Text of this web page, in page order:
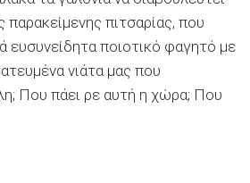
παρακείμενης πιτσαρίας, που
ευσυνείδητα ποιοτικό φαγητό με
νιάτα μας που
Που πάει ρε αυτή η χώρα; Που